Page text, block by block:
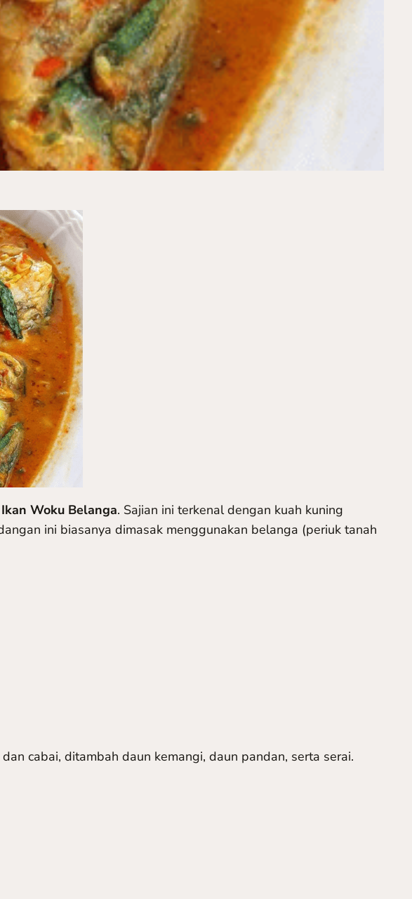
Ikan Woku Belanga. Sajian ini terkenal dengan kuah kuning
ini biasanya dimasak menggunakan belanga (periuk tanah
cabai, ditambah daun kemangi, daun pandan, serta serai.